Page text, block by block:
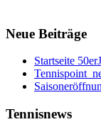
Neue Beiträge
Startseite
Tennisnews